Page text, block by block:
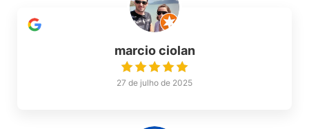
marcio ciolan
27 de julho de 2025